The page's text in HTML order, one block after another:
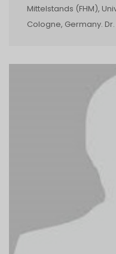
Mittelstands (FHM),
Cologne, Germany.